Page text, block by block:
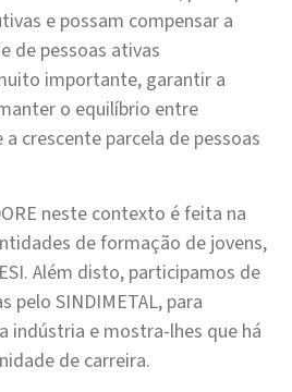
e possam compensar a
de pessoas ativas
importante, garantir a
o equilíbrio entre
crescente parcela de pessoas
neste contexto é feita na
de formação de jovens,
Além disto, participamos de
pelo SINDIMETAL, para
indústria e mostra-lhes que há
de carreira.